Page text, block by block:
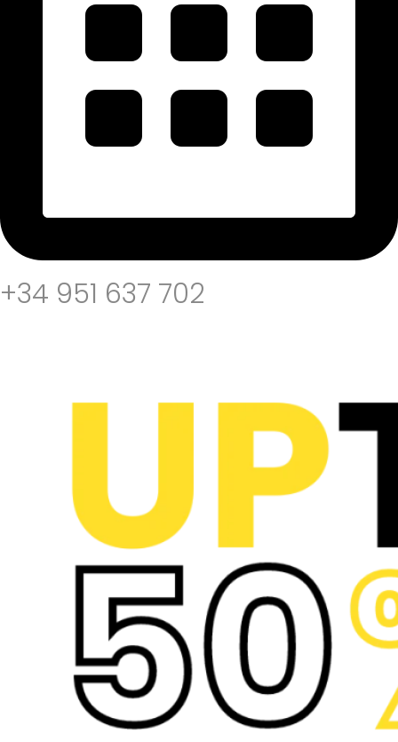
+34 951 637 702